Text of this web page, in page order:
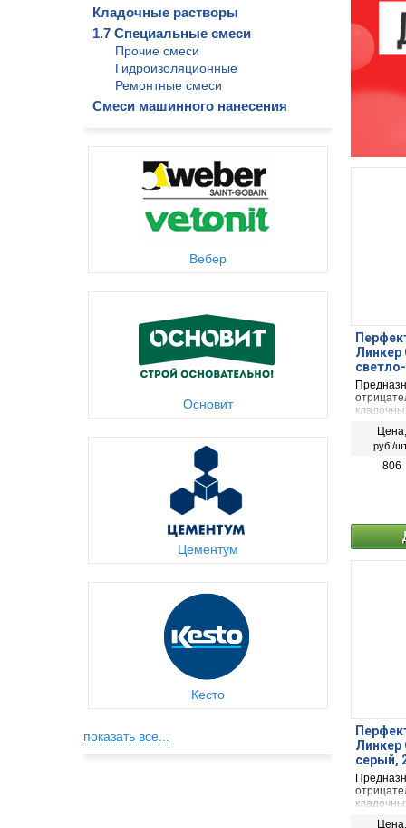
Кладочные растворы
1.7 Специальные смеси
Прочие смеси
Гидроизоляционные
Ремонтные смеси
Смеси машинного нанесения
Вебер
Основит
Цементум
Кесто
показать все...
Линкер
кирпичи
Цена,
руб./
806
Линкер
серый,
Цена,